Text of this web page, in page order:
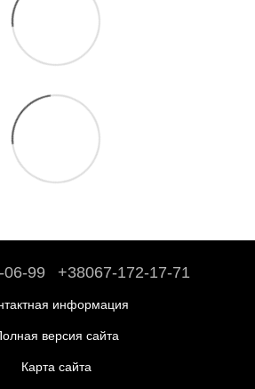
06-99 +38067-172-17-71
информация
версия сайта
Карта сайта